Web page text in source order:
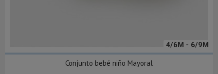
4/6M - 6/9M
Conjunto bebé niño Mayoral